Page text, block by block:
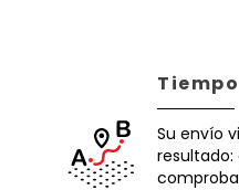
Su envío
resultado: